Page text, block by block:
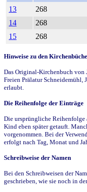
13
268
14
268
15
268
Hinweise zu den
Das Original-Kirchenbuch von
Freien Prälatur Schneidemühl,
erlaubt.
Die Reihenfolge der Einträge
Die ursprüngliche Reihenfolge
Kind eben später getauft.
vorgenommen. Bei der
erfolgt nach Tag, Monat und
Schreibweise der Namen
Bei den Schreibweisen der
geschrieben, wie sie noch in